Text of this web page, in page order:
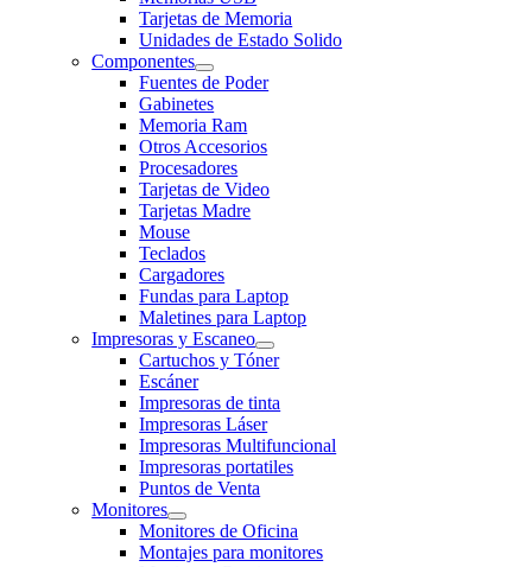
Tarjetas de Memoria
Unidades de Estado Solido
Componentes
Fuentes de Poder
Gabinetes
Memoria Ram
Otros Accesorios
Procesadores
Tarjetas de Video
Tarjetas Madre
Mouse
Teclados
Cargadores
Fundas para Laptop
Maletines para Laptop
Impresoras y Escaneo
Cartuchos y Tóner
Escáner
Impresoras de tinta
Impresoras Láser
Impresoras Multifuncional
Impresoras portatiles
Puntos de Venta
Monitores
Monitores de Oficina
Montajes para monitores